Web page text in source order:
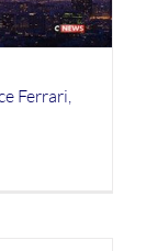
Ferrari,